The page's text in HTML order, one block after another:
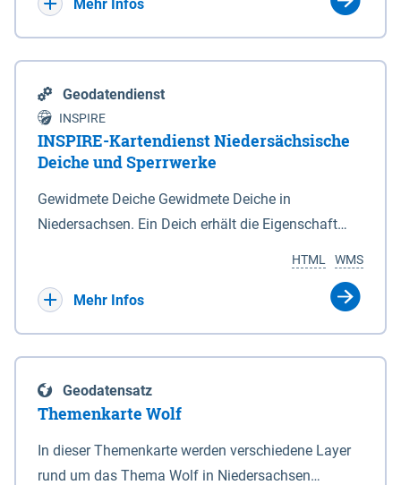
Mehr Infos
Geodatendienst
INSPIRE
INSPIRE-Kartendienst Niedersächsische
Deiche und Sperrwerke
Gewidmete Deiche Gewidmete Deiche in
Niedersachsen. Ein Deich erhält die Eigenschaft
Deichbehörde durch Verordnung ausspricht. Für
enthalten. Sperrwerke Sperrwerke sind Bauwerke
mit Sperrvorrichtungen in Tidegewässern, die dem
Schutz eines Gebietes vor erhöhten Tiden, vor allem
vor Sturmfluten, zu dienen bestimmt sind (§2 Abs.3
WMS
HTML
Mehr Infos
Geodatensatz
Themenkarte Wolf
In dieser Themenkarte werden verschiedene Layer
rund um das Thema Wolf in Niedersachsen